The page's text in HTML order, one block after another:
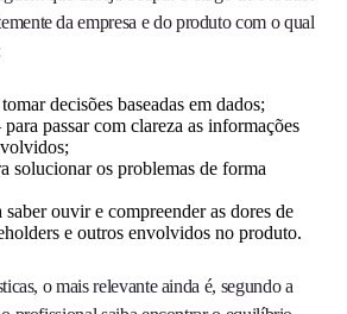
da empresa e do produto com o qual
decisões baseadas em dados;
passar com clareza as informações
solucionar os problemas de forma
ouvir e compreender as dores de
e outros envolvidos no produto.
o mais relevante ainda é, segundo a